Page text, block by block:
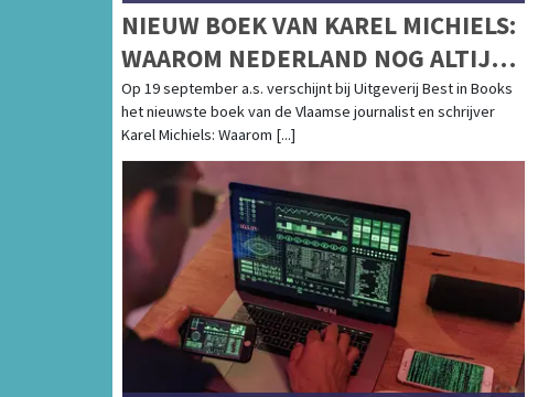
NIEUW BOEK VAN KAREL MICHIELS:
WAAROM NEDERLAND NOG ALTIJD
MIJN GIDSLAND IS
Op 19 september a.s. verschijnt bij Uitgeverij Best in Books
het nieuwste boek van de Vlaamse journalist en schrijver
Karel Michiels: Waarom [...]